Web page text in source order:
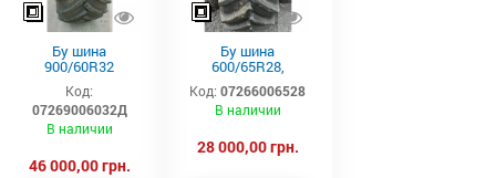
Бу шина
900/60R32
(35.5р32)
Continental SVT
Код:
07269006032Д
В наличии
46 000,00 грн.
Бу шина
600/65R28,
600/65р28,
600х65х28
Uniglory (Униглори)
Код: 07266006528
В наличии
28 000,00 грн.